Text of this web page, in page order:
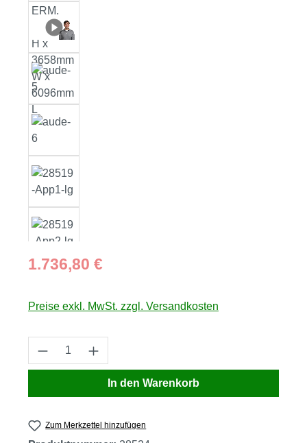
Regulärer Preis:
1.736,80 €
Preise exkl. MwSt. zzgl. Versandkosten
Produkt Anzahl: Gib den gewünschten
In den Warenkorb
Zum Merkzettel hinzufügen